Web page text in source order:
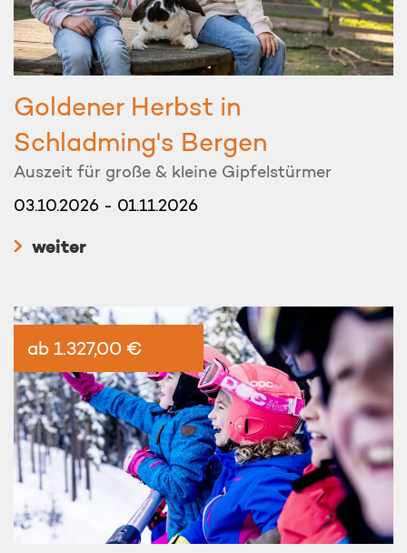
Goldener Herbst in
Schladming's Bergen
Auszeit für große & kleine Gipfelstürmer
03.10.2026 - 01.11.2026
weiter
ab 1.327,00 €